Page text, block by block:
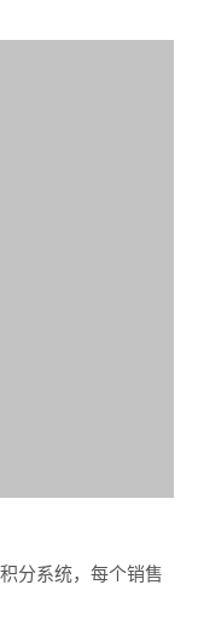
分系统，每个销售